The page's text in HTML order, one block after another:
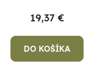
19,37 €
DO KOŠÍKA